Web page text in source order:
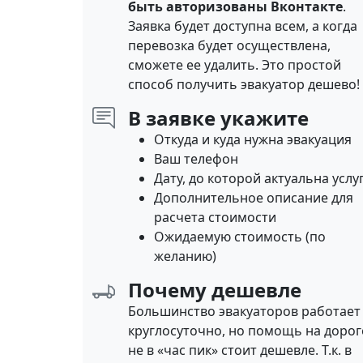
быть авторизованы Вконтакте.
Заявка будет доступна всем, а когда
перевозка будет осуществлена,
сможете ее удалить. Это простой
способ получить эвакуатор дешево!
В заявке укажите
Откуда и куда нужна эвакуация
Ваш телефон
Дату, до которой актуальна
Дополнительное описание для
расчета стоимости
Ожидаемую стоимость (по
желанию)
Почему дешевле
Большинство эвакуаторов работает
круглосуточно, но помощь на
не в «час пик» стоит дешевле. Т.к. в